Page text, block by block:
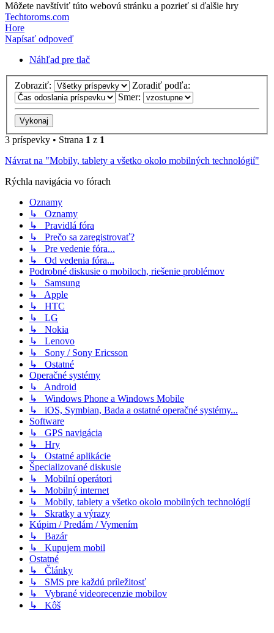
Môžete navštíviť túto webovú stránku a pozrieť si ďalšie hry
Techtoroms.com
Hore
Napísať odpoveď
Náhľad pre tlač
Zobraziť:
Zoradiť podľa:
Smer:
3 príspevky • Strana 1 z 1
Návrat na "Mobily, tablety a všetko okolo mobilných technológií"
Rýchla navigácia vo fórach
Oznamy
↳ Oznamy
↳ Pravidlá fóra
↳ Prečo sa zaregistrovať?
↳ Pre vedenie fóra...
↳ Od vedenia fóra...
Podrobné diskusie o mobiloch, riešenie problémov
↳ Samsung
↳ Apple
↳ HTC
↳ LG
↳ Nokia
↳ Lenovo
↳ Sony / Sony Ericsson
↳ Ostatné
Operačné systémy
↳ Android
↳ Windows Phone a Windows Mobile
↳ iOS, Symbian, Bada a ostatné operačné systémy...
Software
↳ GPS navigácia
↳ Hry
↳ Ostatné aplikácie
Špecializované diskusie
↳ Mobilní operátori
↳ Mobilný internet
↳ Mobily, tablety a všetko okolo mobilných technológií
↳ Skratky a výrazy
Kúpim / Predám / Vymením
↳ Bazár
↳ Kupujem mobil
Ostatné
↳ Články
↳ SMS pre každú príležitosť
↳ Vybrané videorecenzie mobilov
↳ Kôš